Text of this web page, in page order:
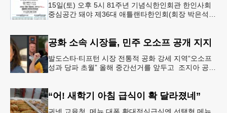
15일(토) 오후 5시 81주년 기념식한인회관 한인사회
중심공간 돼야 제36대 애틀랜타한인회(회장 박은석·
공화 소속 시장들, 민주 오소프 공개 지지
발도스타∙티프턴 시장 전통적 공화 강세 지역“오소프
성과 당파 초월” 올해 중간선거를 앞두고 조지아 공화
“어! 새학기 아침 급식이 확 달라졌네”
귀넷 교육청, 메뉴 대폭 확대점심급식엔 선택형 메뉴